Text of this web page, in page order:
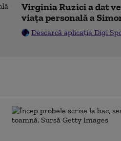
Virginia Ruzici a dat
viața personală a
Descarcă aplicația Digi